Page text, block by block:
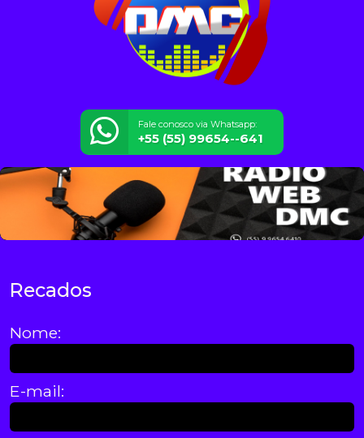
Fale conosco via Whatsapp:
+55 (55) 99654--641
Recados
Nome:
E-mail: